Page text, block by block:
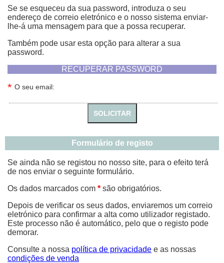
Se se esqueceu da sua password, introduza o seu
endereço de correio eletrónico e o nosso sistema enviar-
lhe-á uma mensagem para que a possa recuperar.
Também pode usar esta opção para alterar a sua
password.
RECUPERAR PASSWORD
* O seu email:
SOLICITAR
Formulário de registo
Se ainda não se registou no nosso site, para o efeito terá
de nos enviar o seguinte formulário.
Os dados marcados com * são obrigatórios.
Depois de verificar os seus dados, enviaremos um correio
eletrónico para confirmar a alta como utilizador registado.
Este processo não é automático, pelo que o registo pode
demorar.
Consulte a nossa política de privacidade e as nossas
condições de venda